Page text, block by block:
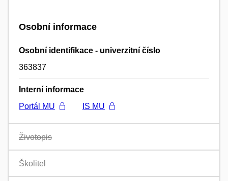
Osobní informace
Osobní identifikace - univerzitní číslo
363837
Interní informace
Portál MU
IS MU
Životopis
Školitel